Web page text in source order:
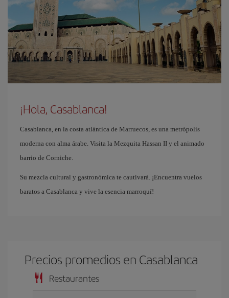
¡Hola, Casablanca!
Casablanca, en la costa atlántica de Marruecos, es una metrópolis
moderna con alma árabe. Visita la Mezquita Hassan II y el animado
barrio de Corniche.
Su mezcla cultural y gastronómica te cautivará. ¡Encuentra vuelos
baratos a Casablanca y vive la esencia marroquí!
Precios promedios en Casablanca
Restaurantes